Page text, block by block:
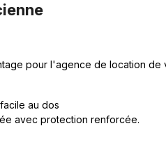
pour l'agence de location de
au dos
avec protection renforcée.